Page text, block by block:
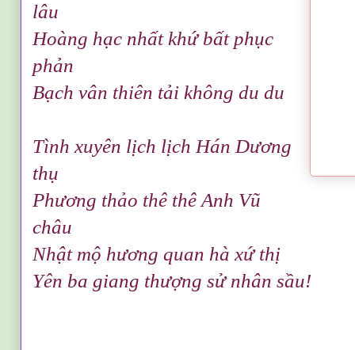
lâu
Hoàng hạc nhất khứ bất phục
phản
Bạch vân thiên tải không du du
Tình xuyên lịch lịch Hán Dương
thụ
Phương thảo thê thê Anh Vũ
châu
Nhật mộ hương quan hà xứ thị
Yên ba giang thượng sử nhân sầu!